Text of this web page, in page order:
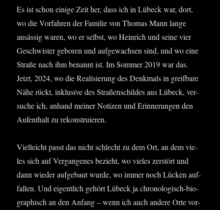
Es ist schon eini­ge Zeit her, dass ich in Lübeck war, dort,
wo die Vor­fah­ren der Fami­lie von Tho­mas Mann lan­ge
ansäs­sig waren, wo er selbst, wo Hein­rich und sei­ne vier
Geschwis­ter gebo­ren und auf­ge­wach­sen sind, und wo eine
Stra­ße nach ihm benannt ist. Im Som­mer 2019 war das.
Jetzt, 2024, wo die Rea­li­sie­rung des Denk­mals in greif­ba­re
Nähe rückt, inklu­si­ve des Stra­ßen­schil­des aus Lübeck, ver­
su­che ich, anhand mei­ner Noti­zen und Erin­ne­run­gen den
Auf­ent­halt zu rekonstruieren.
Viel­leicht passt das nicht schlecht zu dem Ort, an dem vie­
les sich auf Ver­gan­ge­nes bezieht, wo vie­les zer­stört und
dann wie­der auf­ge­baut wur­de, wo immer noch Lücken auf­
fal­len. Und eigent­lich gehört Lübeck ja chro­no­lo­gisch-bio­
gra­phisch an den Anfang – wenn ich auch ande­re Orte vor­